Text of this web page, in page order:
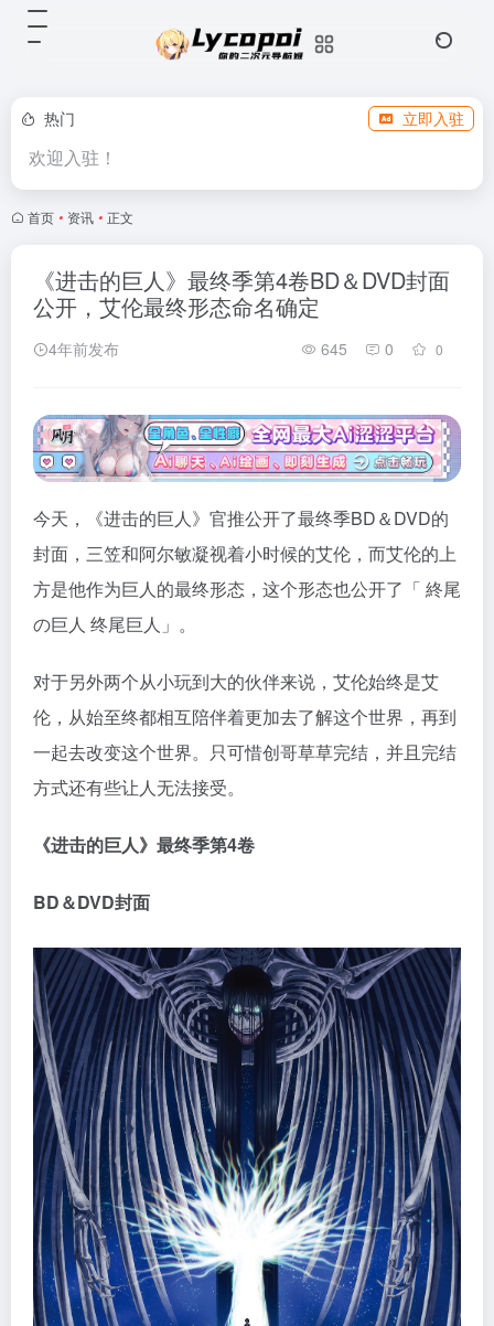
热门 立即入驻
欢迎入驻！
首页 • 资讯 • 正文
《进击的巨人》最终季第4卷BD＆DVD封面
公开，艾伦最终形态命名确定
4年前发布 645 0 0
今天，《进击的巨人》官推公开了最终季BD＆DVD的
封面，三笠和阿尔敏凝视着小时候的艾伦，而艾伦的上
方是他作为巨人的最终形态，这个形态也公开了「 終尾
の巨人 终尾巨人」。
对于另外两个从小玩到大的伙伴来说，艾伦始终是艾
伦，从始至终都相互陪伴着更加去了解这个世界，再到
一起去改变这个世界。只可惜创哥草草完结，并且完结
方式还有些让人无法接受。
《进击的巨人》最终季第4卷
BD＆DVD封面